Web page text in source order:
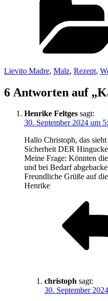
Lievito Madre, Malz, Rezept,
6 Antworten auf
Henrike Feltges sagt:
30. September 2024 um
Hallo Christoph, das
Sicherheit DER
Meine Frage: Könnten
und bei Bedarf
Freundliche Grüße auf
Henrike
christoph sagt:
30. September